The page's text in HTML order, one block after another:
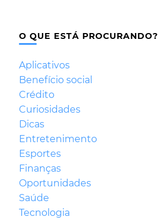
O QUE ESTÁ PROCURANDO?
Aplicativos
Benefício social
Crédito
Curiosidades
Dicas
Entretenimento
Esportes
Finanças
Oportunidades
Saúde
Tecnologia